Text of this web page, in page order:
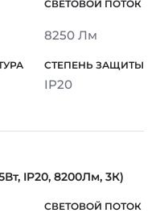
8250 Лм
IP20
IP20, 8200Лм, 3К)